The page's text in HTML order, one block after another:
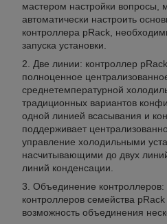
мастером настройки вопросы,
автоматически настроить
контроллера pRack,
запуска установки.
Две линии: контроллер
полноценное
среднетемпературной
традиционных вариантов
одной линией всасывания и
поддерживает
управление холодильными
насчитывающими до двух
линий конденсации.
Объединение контроллеров:
контроллеров семейства
возможность объединения